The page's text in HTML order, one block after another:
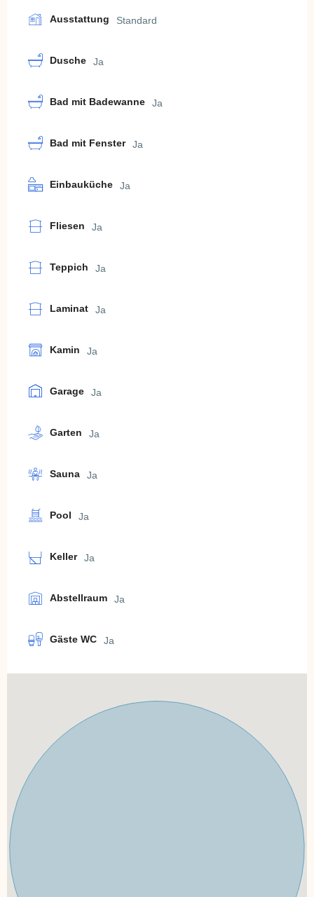
Ausstattung Standard
Dusche Ja
Bad mit Badewanne Ja
Bad mit Fenster Ja
Einbauküche Ja
Fliesen Ja
Teppich Ja
Laminat Ja
Kamin Ja
Garage Ja
Garten Ja
Sauna Ja
Pool Ja
Keller Ja
Abstellraum Ja
Gäste WC Ja